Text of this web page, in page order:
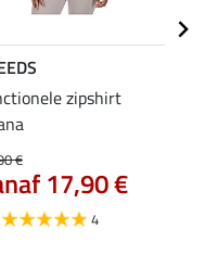
zipshirt
€
17,90 €
4